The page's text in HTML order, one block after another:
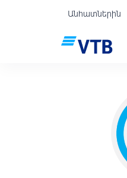
Անհատներին